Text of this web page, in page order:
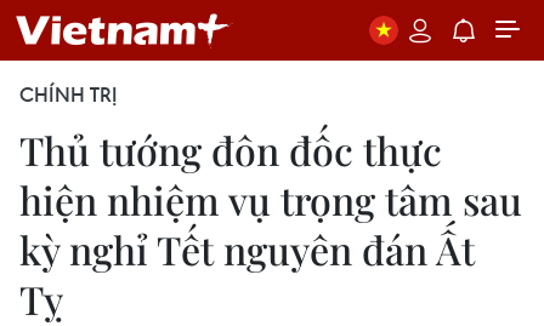
CHÍNH TRỊ
Thủ tướng đôn đốc thực
hiện nhiệm vụ trọng tâm sau
kỳ nghỉ Tết nguyên đán Ất
Tỵ